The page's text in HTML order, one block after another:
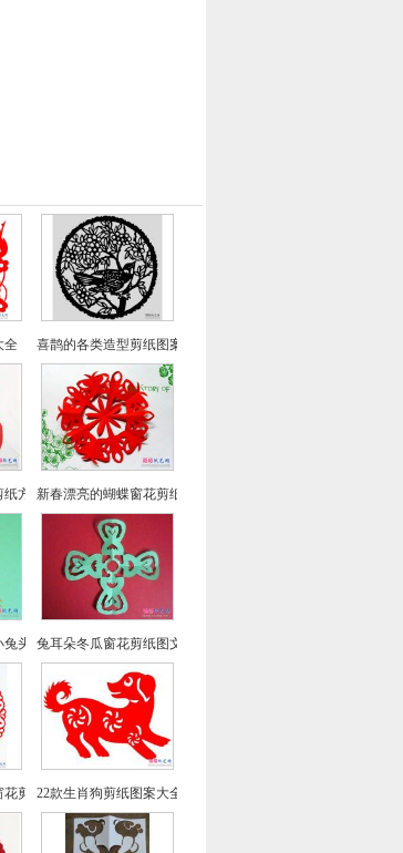
（46幅）
喜鹊的各类造型剪纸图案 春节窗花剪纸图案大全
纸方法新春漂亮的蝴蝶窗花剪纸
兔头像兔耳朵冬瓜窗花剪纸图文教程
花剪纸图案大全（30款）
22款生肖狗剪纸图案大全